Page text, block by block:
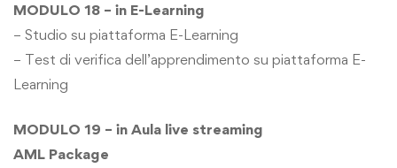
MODULO 18 – in E-Learning
– Studio su piattaforma E-Learning
– Test di verifica dell’apprendimento su piattaforma E-
Learning
MODULO 19 – in Aula live streaming
AML Package